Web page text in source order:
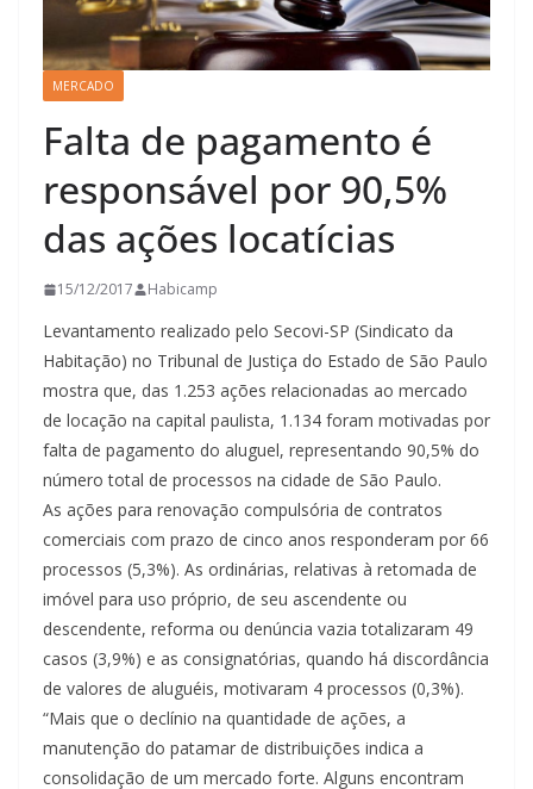
MERCADO
Falta de pagamento é
responsável por 90,5%
das ações locatícias
15/12/2017 Habicamp
Levantamento realizado pelo Secovi-SP (Sindicato da
Habitação) no Tribunal de Justiça do Estado de São Paulo
mostra que, das 1.253 ações relacionadas ao mercado
de locação na capital paulista, 1.134 foram motivadas por
falta de pagamento do aluguel, representando 90,5% do
número total de processos na cidade de São Paulo.
As ações para renovação compulsória de contratos
comerciais com prazo de cinco anos responderam por 66
processos (5,3%). As ordinárias, relativas à retomada de
imóvel para uso próprio, de seu ascendente ou
descendente, reforma ou denúncia vazia totalizaram 49
casos (3,9%) e as consignatórias, quando há discordância
de valores de aluguéis, motivaram 4 processos (0,3%).
“Mais que o declínio na quantidade de ações, a
manutenção do patamar de distribuições indica a
consolidação de um mercado forte. Alguns encontram